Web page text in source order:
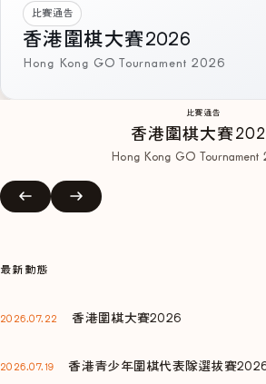
比賽通告
香港圍棋大賽2026
Hong Kong GO Tournament 2026
比賽通告
香港圍棋大賽
Hong Kong GO
最新動態
2026.07.22 香港圍棋大賽2026
2026.07.19 香港青少年圍棋代表隊選拔賽